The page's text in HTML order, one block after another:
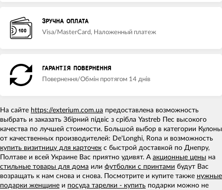
ЗРУЧНА ОПЛАТА
Visa/MasterCard, Наложенный платеж
ГАРАНТІЯ ПОВЕРНЕННЯ
Повернення/Обмін протягом 14 днів
На сайте https://exterium.com.ua предоставлена возможность
выбрать и заказать Збірний підвіс з срібла Yastreb Пес высокого
качества по лучшей стоимости. Большой выбор в категории Кулоны
от качественных производителей: De'Longhi, Rona и возможность
купить визитницу для карточек с быстрой доставкой по Днепру,
Полтаве и всей Украине Вас приятно удивят. А акционные цены на
стильные товары для дома или футболки с принтами будут Вас
возращать к нам снова и снова. Посмотрите и купите также нужные
подарки женщине и посуда тарелки - купить подарки можно не